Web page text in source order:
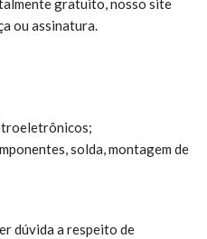
gratuito, nosso site
ou assinatura.
solda, montagem de
dúvida a respeito de